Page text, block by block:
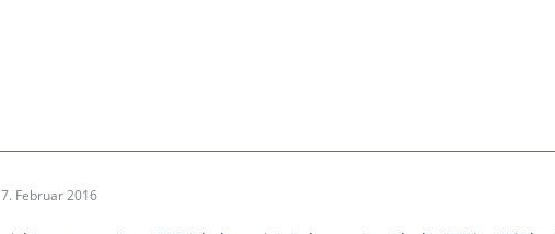
7. Februar 2016